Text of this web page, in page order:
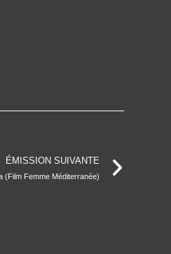
ÉMISSION SUIVANTE
(Film Femme Méditerranée)